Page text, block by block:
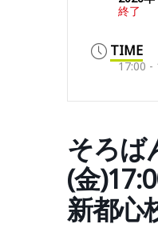
終了
TIME
17:00 -
そろば
(金
新都心